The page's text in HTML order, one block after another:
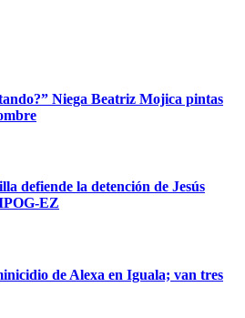
Niega Beatriz Mojica pintas
defiende la detención de Jesús
EZ
de Alexa en Iguala; van tres